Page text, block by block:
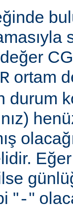
ortam
durum
"-"